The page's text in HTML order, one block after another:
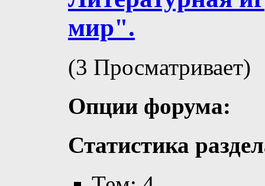
мир".
(3 Просматривает)
Опции форума:
Статистика